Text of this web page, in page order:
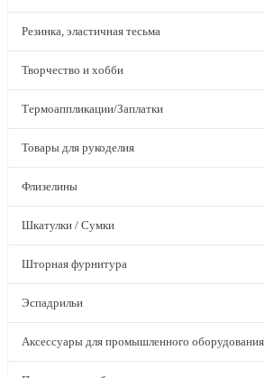
Резинка, эластичная тесьма
Творчество и хобби
Термоаппликации/Заплатки
Товары для рукоделия
Флизелины
Шкатулки / Сумки
Шторная фурнитура
Эспадрильи
Аксессуары для промышленного оборудования